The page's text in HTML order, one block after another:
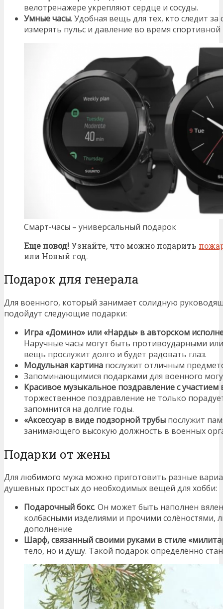
велотренажере укрепляют сердце и сосуды.
Умные часы. Удобная вещь для тех, кто следит
измерять пульс и давление во время
Смарт-часы – универсальный подарок
Еще повод! Узнайте, что можно подарить
или Новый год.
Подарок для генерала
Для военного, который занимает солидную
подойдут следующие подарки:
Игра «Домино» или «Нарды» в авторском
Наручные часы могут быть противоударными
вещь прослужит долго и будет радовать глаз.
Модульная картина послужит отличным
Запоминающимися подарками для военного
Красивое музыкальное поздравление с участием
торжественное поздравление не только
запомнится на долгие годы.
«Аксессуар в виде подзорной трубы послужит
занимающего высокую должность в военных
Подарки от жены
Для любимого мужа можно приготовить разные
душевных простых до необходимых вещей для хобби:
Подарочный бокс. Он может быть наполнен
колбасными изделиями и прочими солёностями,
дополнение
Шарф, связанный своими руками в стиле
тело, но и душу. Такой подарок определённо